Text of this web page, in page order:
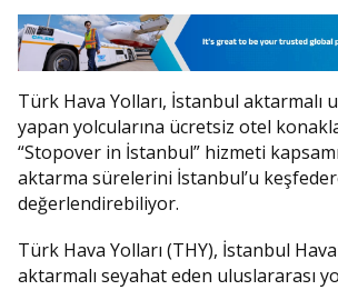
Türk Hava Yolları, İstanbul aktarmalı
yapan yolcularına ücretsiz otel
“Stopover in İstanbul” hizmeti
aktarma sürelerini İstanbul’u
değerlendirebiliyor.
Türk Hava Yolları (THY), İstanbul
aktarmalı seyahat eden uluslararası